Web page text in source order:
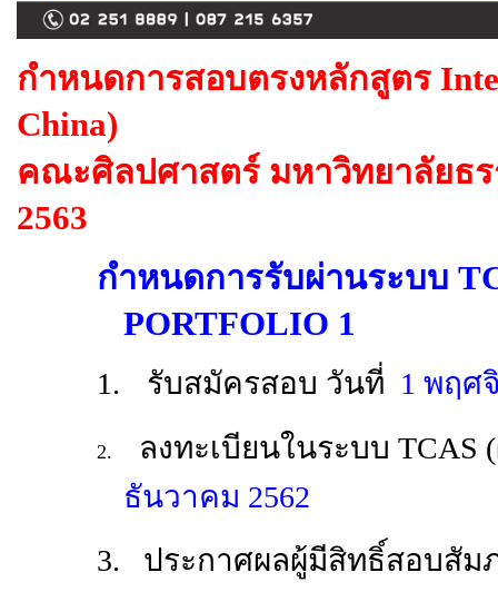
กำหนดการสอบตรงหลักสูตร
China)
คณะศิลปศาสตร์ มหาวิทยาลัยธ
2563
กำหนดการรับผ่านระบบ
PORTFOLIO 1
1. รับสมัครสอบ วันที่ 1 พฤศ
2.
ลงทะเบียนในระบบ TCAS
ธันวาคม 2562
3. ประกาศผลผู้มีสิทธิ์สอบสั